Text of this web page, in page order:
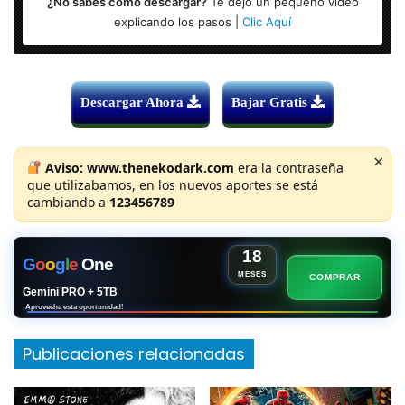
explicando los pasos | Clic Aquí
Descargar Ahora Bajar Gratis
Aviso: www.thenekodark.com era la contraseña
que utilizabamos, en los nuevos aportes se está
cambiando a 123456789
×
GoogeOne 18
MESES
Gemini PRO + 5TB
¡Aprovecha esta oportunidad!
COMPRAR
Publicaciones relacionadas